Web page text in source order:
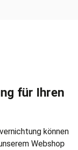
für Ihren
können
Webshop